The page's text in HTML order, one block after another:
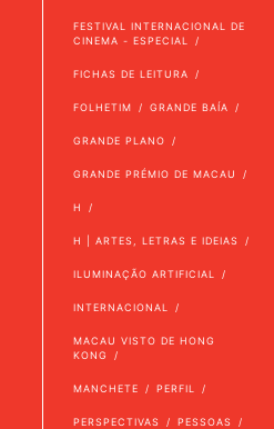
FESTIVAL INTERNACIONAL DE
CINEMA - ESPECIAL
FICHAS DE LEITURA
FOLHETIM GRANDE BAÍA
GRANDE PLANO
GRANDE PRÉMIO DE MACAU
H
H | ARTES, LETRAS E IDEIAS
ILUMINAÇÃO ARTIFICIAL
INTERNACIONAL
MACAU VISTO DE HONG
KONG
MANCHETE PERFIL
PERSPECTIVAS PESSOAS